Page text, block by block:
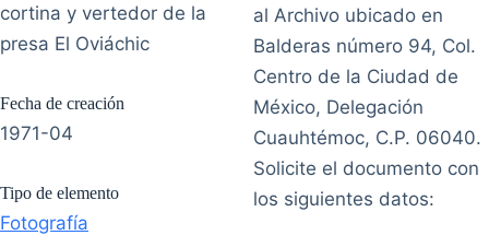
cortina y vertedor de la
presa El Oviáchic
Fecha de creación
1971-04
Tipo de elemento
Fotografía
al Archivo ubicado en
Balderas número 94, Col.
Centro de la Ciudad de
México, Delegación
Cuauhtémoc, C.P. 06040.
Solicite el documento con
los siguientes datos: